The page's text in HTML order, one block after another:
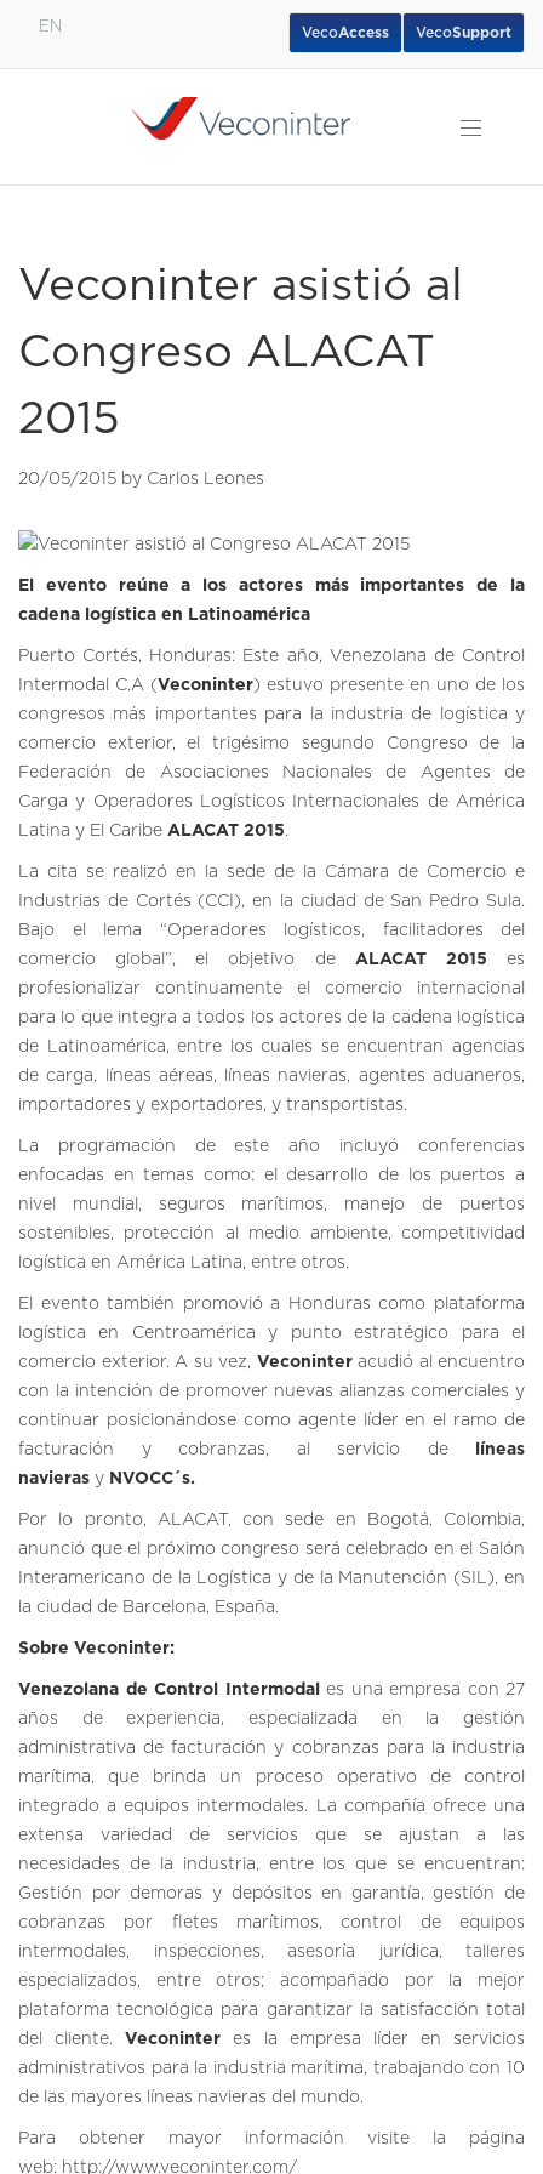
EN VecoSupport
VecoAccess
Veconinter asistió al
Congreso ALACAT
2015
20/05/2015 by Carlos Leones
El evento reúne a los actores más importantes de la
cadena logística en Latinoamérica
Puerto Cortés, Honduras: Este año, Venezolana de Control
Intermodal C.A ( Veconinter) estuvo presente en uno de los
congresos más importantes para la industria de logística y
comercio exterior, el trigésimo segundo Congreso de la
Federación de Asociaciones Nacionales de Agentes de
Carga y Operadores Logísticos Internacionales de América
Latina y El Caribe ALACAT 2015.
La cita se realizó en la sede de la Cámara de Comercio e
Industrias de Cortés (CCI), en la ciudad de San Pedro Sula.
Bajo el lema “Operadores logísticos, facilitadores del
comercio global”, el objetivo de ALACAT 2015 es
profesionalizar continuamente el comercio internacional
para lo que integra a todos los actores de la cadena logística
de Latinoamérica, entre los cuales se encuentran agencias
de carga, líneas aéreas, líneas navieras, agentes aduaneros,
importadores y exportadores, y transportistas.
La programación de este año incluyó conferencias
enfocadas en temas como: el desarrollo de los puertos a
nivel mundial, seguros marítimos, manejo de puertos
sostenibles, protección al medio ambiente, competitividad
logística en América Latina, entre otros.
El evento también promovió a Honduras como plataforma
logística en Centroamérica y punto estratégico para el
comercio exterior. A su vez, Veconinteracudió al encuentro
con la intención de promover nuevas alianzas comerciales y
continuar posicionándose como agente líder en el ramo de
facturación y cobranzas, al servicio de
líneas
navieras y NVOCC´s.
Por lo pronto, ALACAT, con sede en Bogotá, Colombia,
anunció que el próximo congreso será celebrado en el Salón
Interamericano de la Logística y de la Manutención (SIL), en
la ciudad de Barcelona, España.
Sobre Veconinter:
Venezolana de Control Intermodal
es una empresa con 27
años de experiencia, especializada en la gestión
administrativa de facturación y cobranzas para la industria
marítima, que brinda un proceso operativo de control
integrado a equipos intermodales. La compañía ofrece una
extensa variedad de servicios que se ajustan a las
necesidades de la industria, entre los que se encuentran:
Gestión por demoras y depósitos en garantía, gestión de
cobranzas por fletes marítimos, control de equipos
intermodales, inspecciones, asesoría jurídica, talleres
especializados, entre otros; acompañado por la mejor
plataforma tecnológica para garantizar la satisfacción total
del cliente. Veconinteres la empresa líder en servicios
administrativos para la industria marítima, trabajando con 10
de las mayores líneas navieras del mundo.
Para obtener mayor información visite la página
web: http://www.veconinter.com/